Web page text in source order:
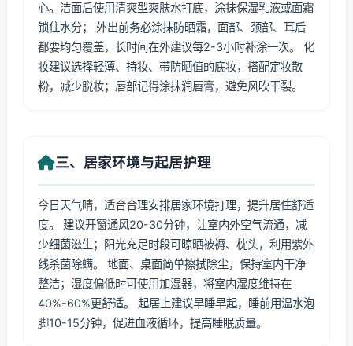
心。洁面后使用清爽型爽肤水打底，涂抹保湿乳液或面霜
锁住水分； 外出前务必涂抹防晒霜，面部、颈部、耳后
都要均匀覆盖，长时间在外建议每2-3小时补涂一次。 化
妆建议选择轻薄、持妆、带防晒值的底妆，搭配定妆散
粉，减少脱妆；唇部记得涂抹润唇膏，避免风吹干裂。
三、居家环境与起居护理
今日天气晴，适合合理安排居家环境打理，提升居住舒适
度。 建议开窗通风20-30分钟，让室内外空气流通，减
少细菌滋生；阳光充足时段可晾晒被褥、枕头，利用紫外
线杀菌除螨。 地面、桌面简单擦拭除尘，保持室内干净
整洁；湿度偏低时可使用加湿器，将室内湿度维持在
40%-60%更舒适。 起居上建议早睡早起，睡前用温水泡
脚10-15分钟，促进血液循环，提高睡眠质量。